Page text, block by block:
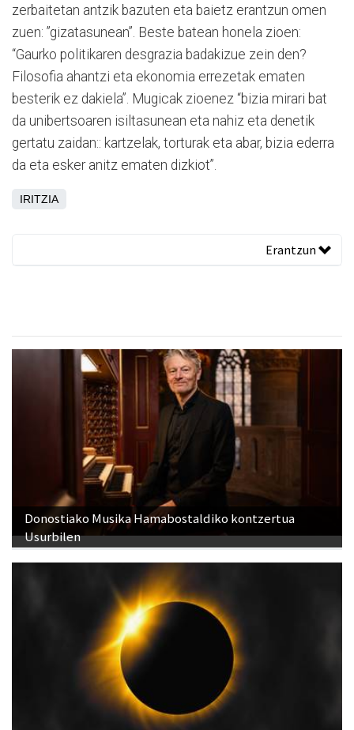
zerbaitetan antzik bazuten eta baietz erantzun omen
zuen: ”gizatasunean”. Beste batean honela zioen:
“Gaurko politikaren desgrazia badakizue zein den?
Filosofia ahantzi eta ekonomia errezetak ematen
besterik ez dakiela”. Mugicak zioenez “bizia mirari bat
da unibertsoaren isiltasunean eta nahiz eta denetik
gertatu zaidan:: kartzelak, torturak eta abar, bizia ederra
da eta esker anitz ematen dizkiot”.
IRITZIA
Erantzun
Donostiako Musika Hamabostaldiko kontzertua
Usurbilen